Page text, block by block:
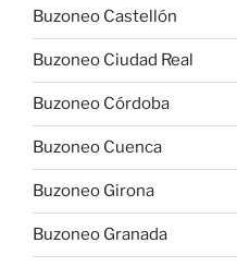
Buzoneo Castellón
Buzoneo Ciudad Real
Buzoneo Córdoba
Buzoneo Cuenca
Buzoneo Girona
Buzoneo Granada